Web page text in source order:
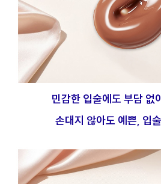
민감한 입술에도 부담 없
손대지 않아도 예쁜, 입